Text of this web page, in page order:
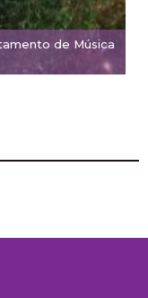
de Música